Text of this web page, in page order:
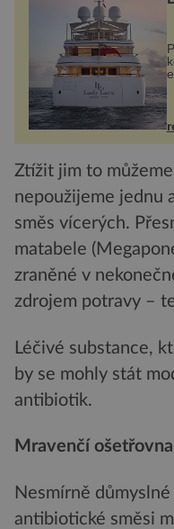
Ztížit jim to
nepoužijeme jednu
směs vícerých.
matabele
zraněné v
zdrojem potravy –
Léčivé substance,
by se mohly stát
antibiotik.
Mravenčí ošetřovna
Nesmírně
antibiotické směsi